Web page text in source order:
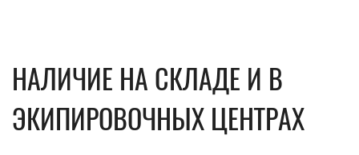
НАЛИЧИЕ НА СКЛАДЕ И В
ЭКИПИРОВОЧНЫХ ЦЕНТРАХ